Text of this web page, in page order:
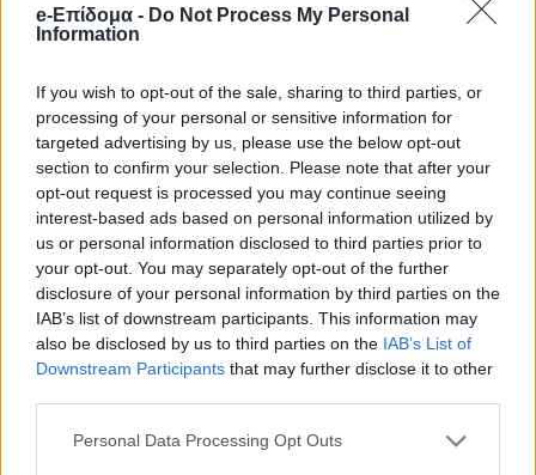
e-Επίδομα - Do Not Process My Personal
Information
If you wish to opt-out of the sale, sharing to third parties, or
processing of your personal or sensitive information for
targeted advertising by us, please use the below opt-out
section to confirm your selection. Please note that after your
opt-out request is processed you may continue seeing
interest-based ads based on personal information utilized by
us or personal information disclosed to third parties prior to
your opt-out. You may separately opt-out of the further
disclosure of your personal information by third parties on the
IAB’s list of downstream participants. This information may
also be disclosed by us to third parties on the IAB’s List of
Downstream Participants that may further disclose it to other
Personal Data Processing Opt Outs
θάνατο του παρουσιαστή από οξύ
έμφραγμα μυοκαρδίου. Συγκεκριμένα,
όπως έκανε γνωστό, πρόθεση του σταθμού
ήταν το καλοκαίρι που το συμβόλαιό του
έληγε, να ανανεωθεί.
Η αποκάλυψη του Γιώργου Λιάγκα για το
συμβόλαιο του Παπαδάκη στον ΑΝΤ1